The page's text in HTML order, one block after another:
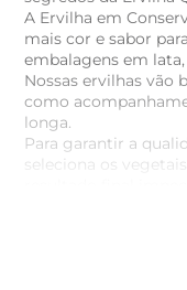
A Ervilha em
mais cor e sabor
embalagens em
Nossas ervilhas vão
como
longa.
Para garantir a
seleciona os
resultado final
vão ficar uma